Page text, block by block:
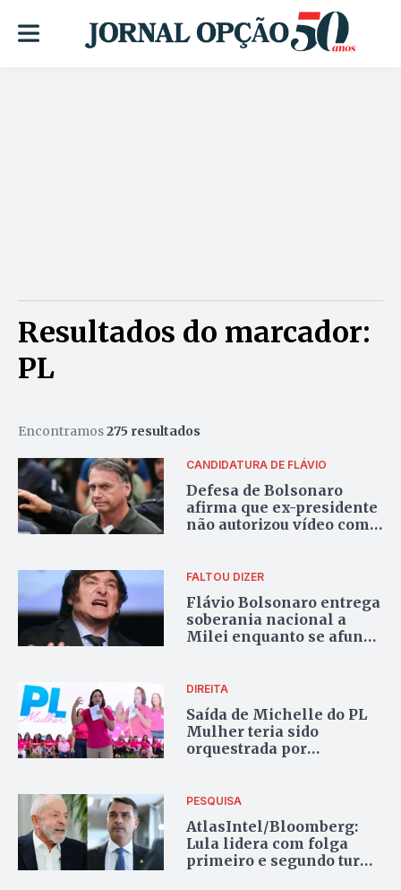
Resultados do marcador:
PL
Encontramos275 resultados
CANDIDATURA DE FLÁVIO
Defesa de Bolsonaro
afirma que ex-presidente
não autorizou vídeo com
FALTOU DIZER
Flávio Bolsonaro entrega
soberania nacional a
Milei enquanto se afunda
DIREITA
Saída de Michelle do PL
Mulher teria sido
orquestrada por
PESQUISA
AtlasIntel/Bloomberg:
Lula lidera com folga
primeiro e segundo turno